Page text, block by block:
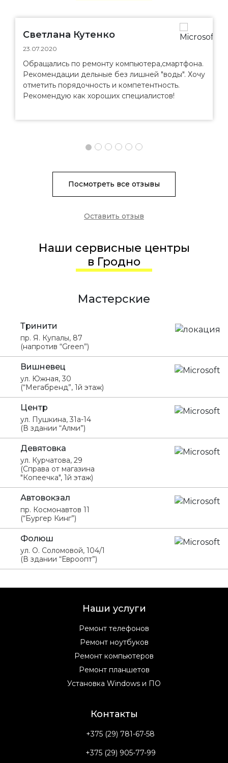
Светлана Кутенко
23.07.2020
Обращались по ремонту компьютера,смартфона.
Рекомендации дельные без лишней "воды". Хочу
отметить порядочность и компетентность.
Рекомендую как хороших специалистов!
Посмотреть все отзывы
Оставить отзыв
Наши сервисные центры
в Гродно
Мастерские
Тринити
пр. Я. Купалы, 87
(напротив “Green”)
Вишневец
ул. Южная, 30
(“Мегабренд”, 1й этаж)
Центр
ул. Пушкина, 31а-14
(В здании “Алми”)
Девятовка
ул. Курчатова, 29
(Справа от магазина
"Копеечка", 1й этаж)
Автовокзал
пр. Космонавтов 11
(“Бургер Кинг”)
Фолюш
ул. О. Соломовой, 104/1
(В здании “Евроопт”)
Наши услуги
Ремонт телефонов
Ремонт ноутбуков
Ремонт компьютеров
Ремонт планшетов
Установка Windows и ПО
Контакты
+375 (29) 781-67-58
+375 (29) 905-77-99